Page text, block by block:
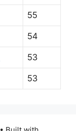
55
54
53
53